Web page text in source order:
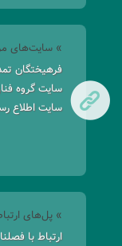
» سایت‌های
فرهیختگان
سایت گروه
سایت اطلاع
» پل‌های
ارتباط با